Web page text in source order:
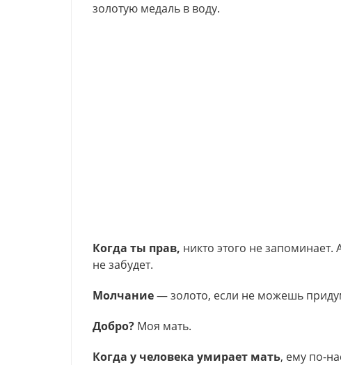
золотую медаль в воду.
Когда ты прав, никто этого не
не забудет.
Молчание— золото, если не можешь
Добро? Моя мать.
Когда у человека умирает мать, ему по-